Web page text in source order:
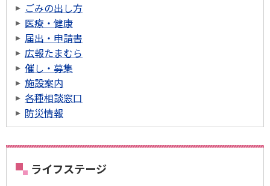
ごみの出し方
医療・健康
届出・申請書
広報たまむら
催し・募集
施設案内
各種相談窓口
防災情報
ライフステージ